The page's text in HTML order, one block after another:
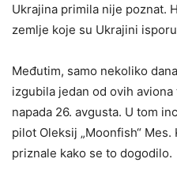
Ukrajina primila nije poznat.
zemlje koje su Ukrajini
Međutim, samo nekoliko
izgubila jedan od ovih
napada 26. avgusta. U tom
pilot Oleksij „Moonfish“
priznale kako se to dogodilo.